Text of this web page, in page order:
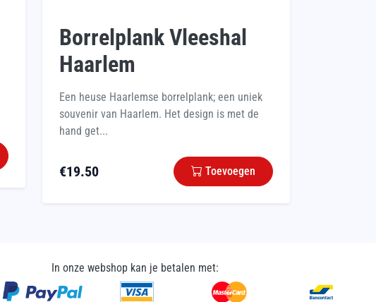
Borrelplank Vleeshal
Haarlem
Een heuse Haarlemse borrelplank; een uniek
souvenir van Haarlem. Het design is met de
hand get...
€19.50 Toevoegen
In onze webshop kan je betalen met: